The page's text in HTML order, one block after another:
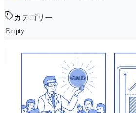
カテゴリー
Empty